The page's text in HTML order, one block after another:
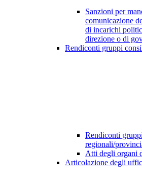
Sanzioni per
comunicazione
di incarichi
direzione o di
Rendiconti gruppi
Rendiconti
regionali/
Atti degli organi
Articolazione degli